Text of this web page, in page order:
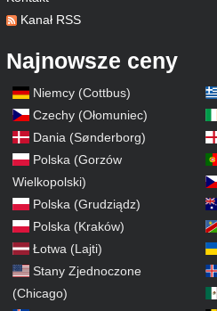
Kanał RSS
Najnowsze ceny
Niemcy (Cottbus)
Czechy (Ołomuniec)
Dania (Sønderborg)
Polska (Gorzów
Wielkopolski)
Polska (Grudziądz)
Polska (Kraków)
Łotwa (Lajti)
Stany Zjednoczone
(Chicago)